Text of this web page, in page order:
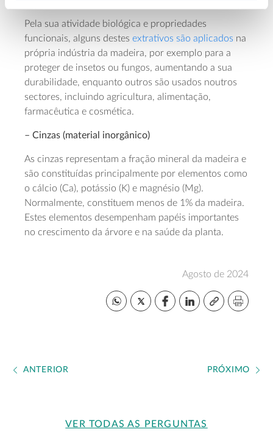
Pela sua atividade biológica e propriedades
funcionais, alguns destes extrativos são aplicados na
própria indústria da madeira, por exemplo para a
proteger de insetos ou fungos, aumentando a sua
durabilidade, enquanto outros são usados noutros
sectores, incluindo agricultura, alimentação,
farmacêutica e cosmética.
– Cinzas (material inorgânico)
As cinzas representam a fração mineral da madeira e
são constituídas principalmente por elementos como
o cálcio (Ca), potássio (K) e magnésio (Mg).
Normalmente, constituem menos de 1% da madeira.
Estes elementos desempenham papéis importantes
no crescimento da árvore e na saúde da planta.
Agosto de 2024
ANTERIOR PRÓXIMO
VER TODAS AS PERGUNTAS